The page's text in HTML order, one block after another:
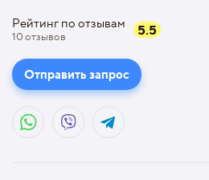
Рейтинг по отзывам
10отзывов 5.5
Отправить запрос